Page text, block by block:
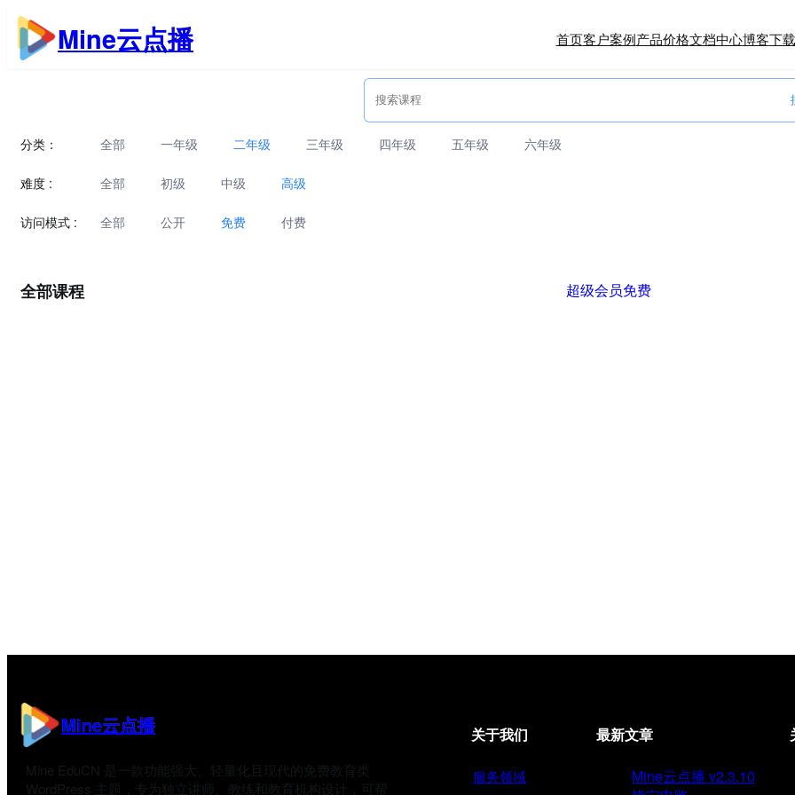
跳
至
内
Mine云点播 首页客户案例产品价格文档中心博客下载
分类： 全部 一年级 二年级 三年级 四年级 五年级 六年级
难度 : 全部 初级 中级 高级
访问模式 : 全部 公开 免费 付费
全部课程 超级会员免费
Mine云点播
Mine EduCN 是一款功能强大、轻量化且现代的免费教育类
WordPress 主题，专为独立讲师、教练和教育机构设计，可帮
关于我们
服务领域
最新文章
Mine云点播 v2.3.10